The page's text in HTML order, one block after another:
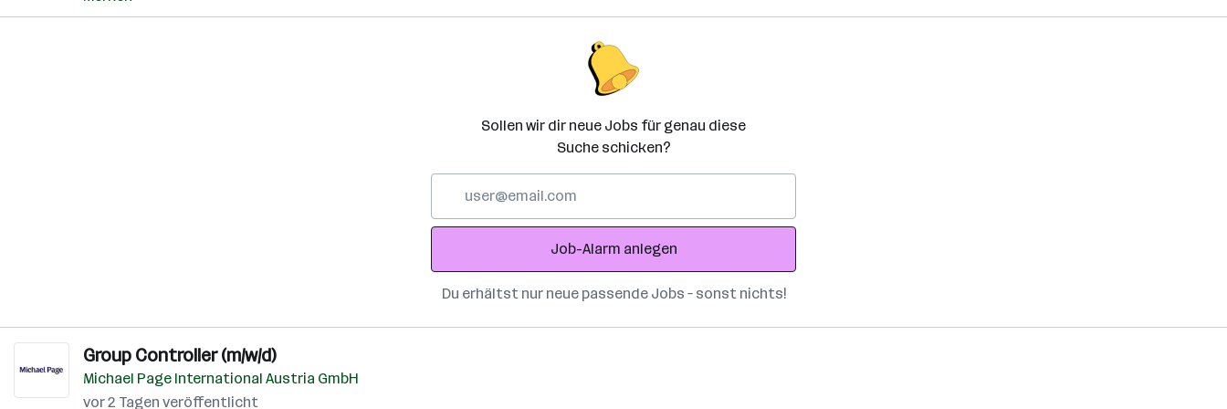
Sollen wir dir neue Jobs für genau diese
Suche schicken?
Adresse
Job-Alarm anlegen
Du erhältst nur neue passende Jobs – sonst nichts!
Group Controller (m/w/d)
Michael Page International Austria GmbH
vor 2 Tagen veröffentlicht